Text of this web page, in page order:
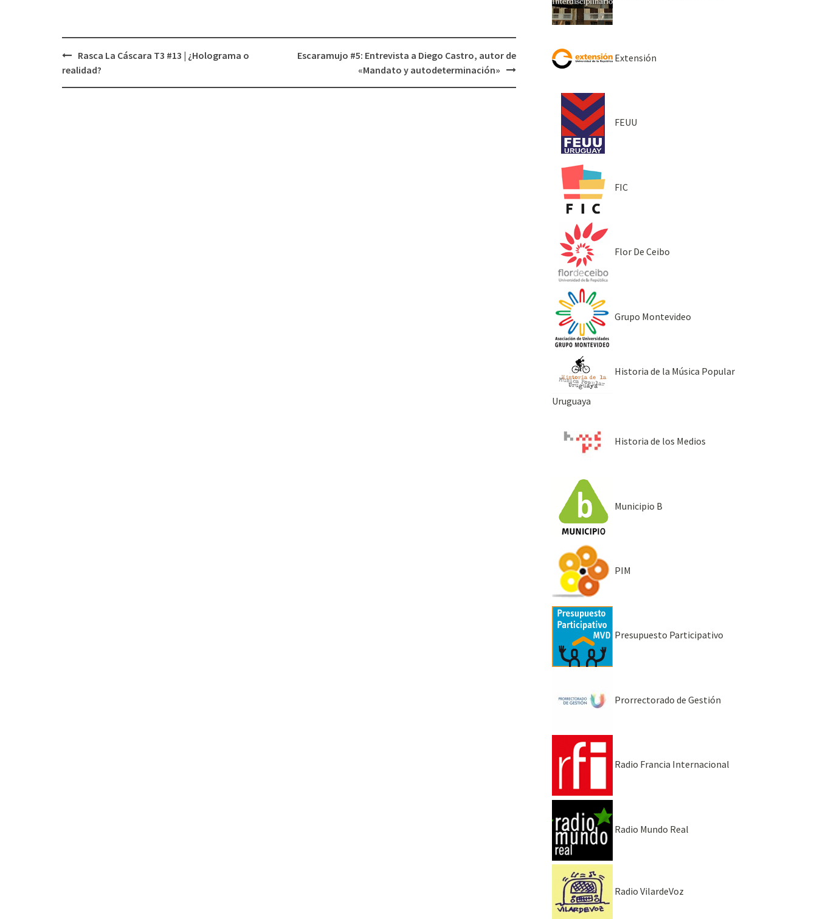
el
volumen.
Navegación
Rasca La Cáscara T3 #13 | ¿Holograma o
realidad?
Escaramujo #5: Entrevista a Diego Castro, autor de
«Mandato y autodeterminación»
Extensión
FEUU
FIC
Flor De Ceibo
Grupo Montevideo
Historia de la Música Popular
Uruguaya
Historia de los Medios
Municipio B
PIM
Presupuesto Participativo
Prorrectorado de Gestión
Radio Francia Internacional
Radio Mundo Real
Radio VilardeVoz